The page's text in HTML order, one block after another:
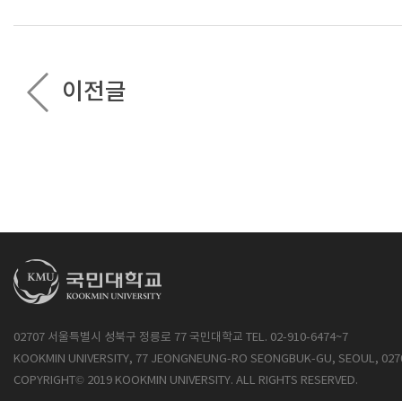
이전글
02707 서울특별시 성북구 정릉로 77 국민대학교 TEL. 02-910-6474~7
KOOKMIN UNIVERSITY, 77 JEONGNEUNG-RO SEONGBUK-GU, SEOUL,
COPYRIGHT© 2019 KOOKMIN UNIVERSITY. ALL RIGHTS RESERVED.